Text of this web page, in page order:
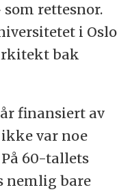
rettesnor.
i Oslo
bak
finansiert av
var noe
60-tallets
nemlig bare